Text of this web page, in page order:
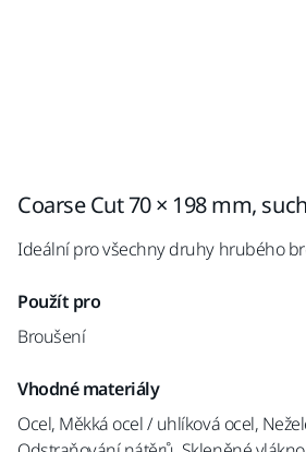
Coarse Cut 70 × 198 mm,
Ideální pro všechny druhy hrubého
Použít pro
Broušení
Vhodné materiály
Ocel, Měkká ocel / uhlíková ocel,